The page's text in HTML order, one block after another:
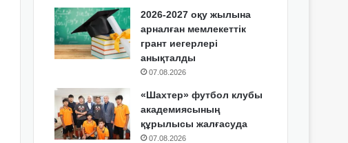
2026-2027 оқу жылына
арналған мемлекеттік
грант иегерлері
анықталды
07.08.2026
«Шахтер» футбол клубы
академиясының
құрылысы жалғасуда
07.08.2026